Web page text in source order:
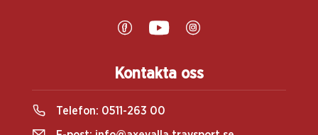
Kontakta oss
Telefon: 0511-263 00